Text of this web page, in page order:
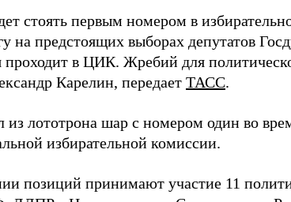
стоять первым номером в
на предстоящих выборах депутатов
проходит в ЦИК. Жребий для
Карелин, передает ТАСС.
из лототрона шар с номером один во
избирательной комиссии.
позиций принимают участие 11